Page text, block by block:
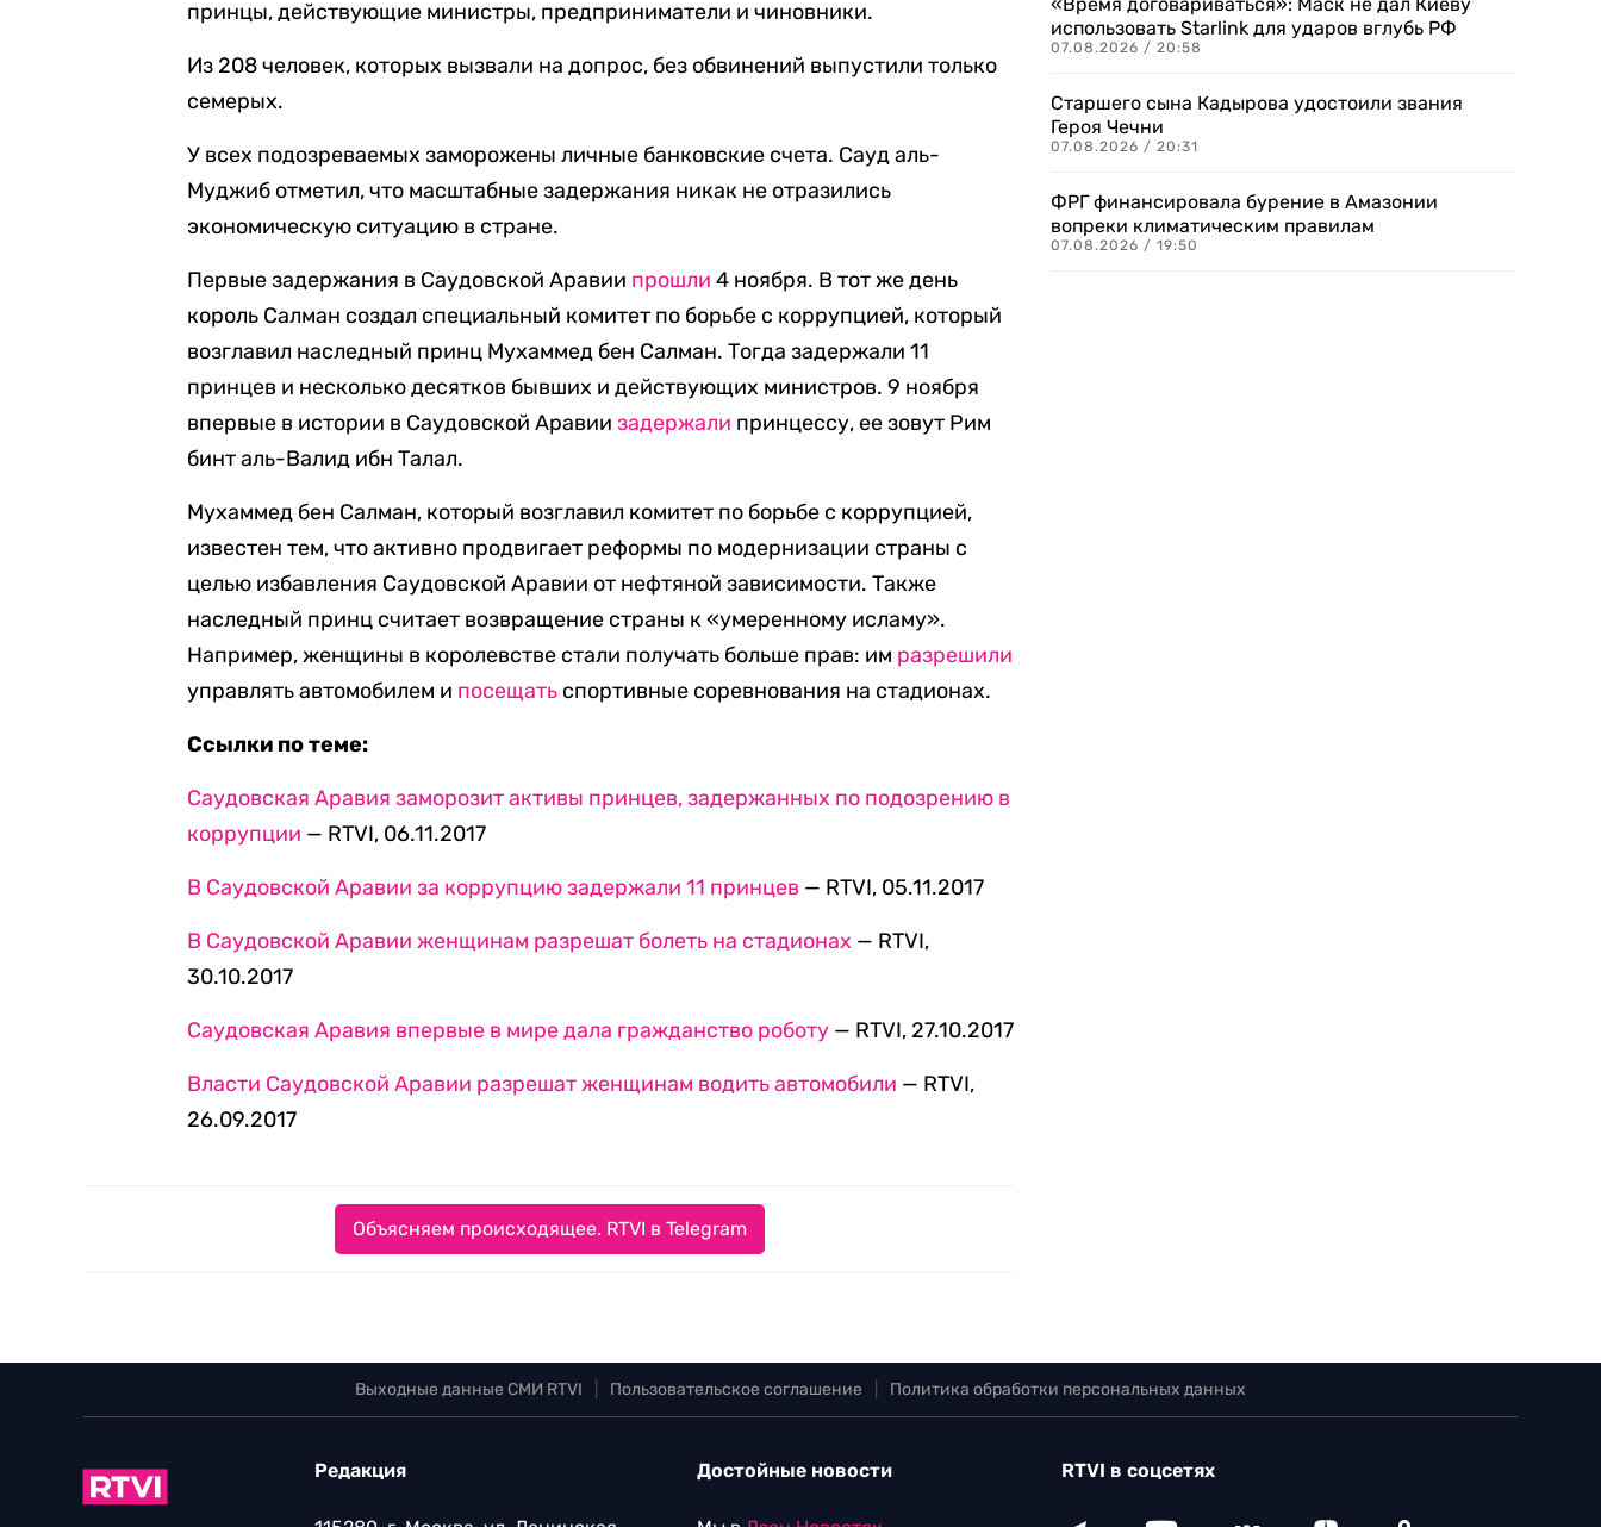
принцы, действующие министры, предприниматели и чиновники.
Из 208 человек, которых вызвали на допрос, без обвинений выпустили только
семерых.
У всех подозреваемых заморожены личные банковские счета. Сауд аль-
Муджиб отметил, что масштабные задержания никак не отразились
экономическую ситуацию в стране.
Первые задержания в Саудовской Аравии прошли 4 ноября. В тот же день
король Салман создал специальный комитет по борьбе с коррупцией, который
возглавил наследный принц Мухаммед бен Салман. Тогда задержали 11
принцев и несколько десятков бывших и действующих министров. 9 ноября
впервые в истории в Саудовской Аравиизадержали принцессу, ее зовут Рим
бинт аль-Валид ибн Талал.
Мухаммед бен Салман, который возглавил комитет по борьбе с коррупцией,
известен тем, что активно продвигает реформы по модернизации страны с
целью избавления Саудовской Аравии от нефтяной зависимости. Также
наследный принц считает возвращение страны к «умеренному исламу».
Например, женщины в королевстве стали получать больше прав: им разрешили
управлять автомобилем и посещать спортивные соревнования на стадионах.
Ссылки по теме:
Саудовская Аравия заморозит активы принцев, задержанных по подозрению в
коррупции — RTVI, 06.11.2017
В Саудовской Аравии за коррупцию задержали 11 принцев — RTVI, 05.11.2017
В Саудовской Аравии женщинам разрешат болеть на стадионах — RTVI,
30.10.2017
Саудовская Аравия впервые в мире дала гражданство роботу — RTVI, 27.10.2017
Власти Саудовской Аравии разрешат женщинам водить автомобили — RTVI,
26.09.2017
Объясняем происходящее. RTVI в Telegram
использовать Starlink для ударов вглубь РФ
07.08.2026 / 20:58
Старшего сына Кадырова удостоили звания
Героя Чечни
07.08.2026 / 20:31
ФРГ финансировала бурение в Амазонии
вопреки климатическим правилам
07.08.2026 / 19:50
Выходные данные СМИ RTVI Пользовательское соглашение Политика обработки персональных данных
Редакция Достойные новости RTVI в соцсетях